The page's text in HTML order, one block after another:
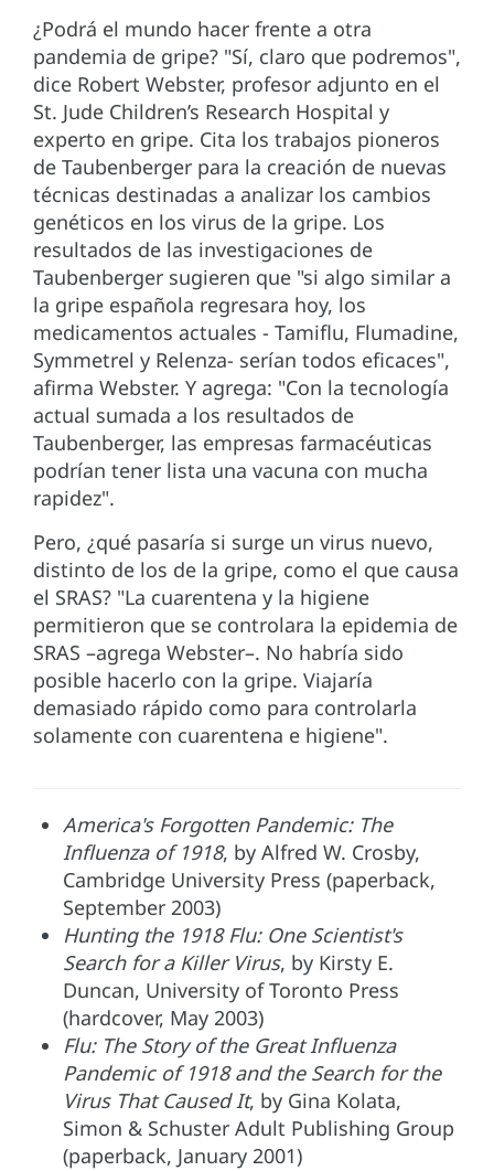
¿Podrá el mundo hacer frente a otra
pandemia de gripe? "Sí, claro que podremos",
dice Robert Webster, profesor adjunto en el
St. Jude Children’s Research Hospital y
experto en gripe. Cita los trabajos pioneros
de Taubenberger para la creación de nuevas
técnicas destinadas a analizar los cambios
genéticos en los virus de la gripe. Los
resultados de las investigaciones de
Taubenberger sugieren que "si algo similar a
la gripe española regresara hoy, los
medicamentos actuales - Tamiflu, Flumadine,
Symmetrel y Relenza- serían todos eficaces",
afirma Webster. Y agrega: "Con la tecnología
actual sumada a los resultados de
Taubenberger, las empresas farmacéuticas
podrían tener lista una vacuna con mucha
rapidez".
Pero, ¿qué pasaría si surge un virus nuevo,
distinto de los de la gripe, como el que causa
el SRAS? "La cuarentena y la higiene
permitieron que se controlara la epidemia de
SRAS –agrega Webster–. No habría sido
posible hacerlo con la gripe. Viajaría
demasiado rápido como para controlarla
solamente con cuarentena e higiene".
America's Forgotten Pandemic: The
Influenza of 1918, by Alfred W. Crosby,
Cambridge University Press (paperback,
September 2003)
Hunting the 1918 Flu: One Scientist's
Search for a Killer Virus, by Kirsty E.
Duncan, University of Toronto Press
(hardcover, May 2003)
Flu: The Story of the Great Influenza
Pandemic of 1918 and the Search for the
Virus That Caused It, by Gina Kolata,
Simon & Schuster Adult Publishing Group
(paperback, January 2001)